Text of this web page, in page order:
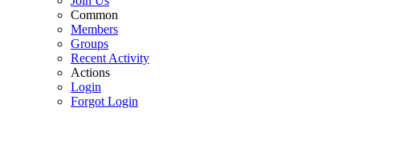
Common
Members
Groups
Recent Activity
Actions
Login
Forgot Login